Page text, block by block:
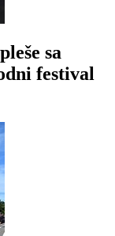
sa
festival